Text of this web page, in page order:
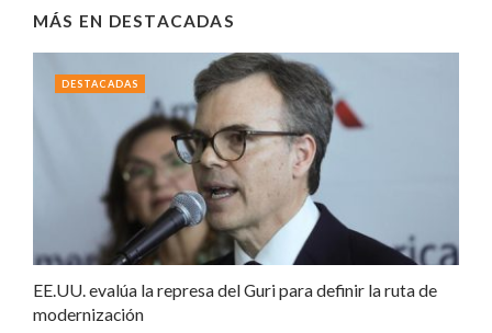
MÁS EN DESTACADAS
EE.UU. evalúa la represa del Guri para definir la ruta de
modernización
DESTACADAS